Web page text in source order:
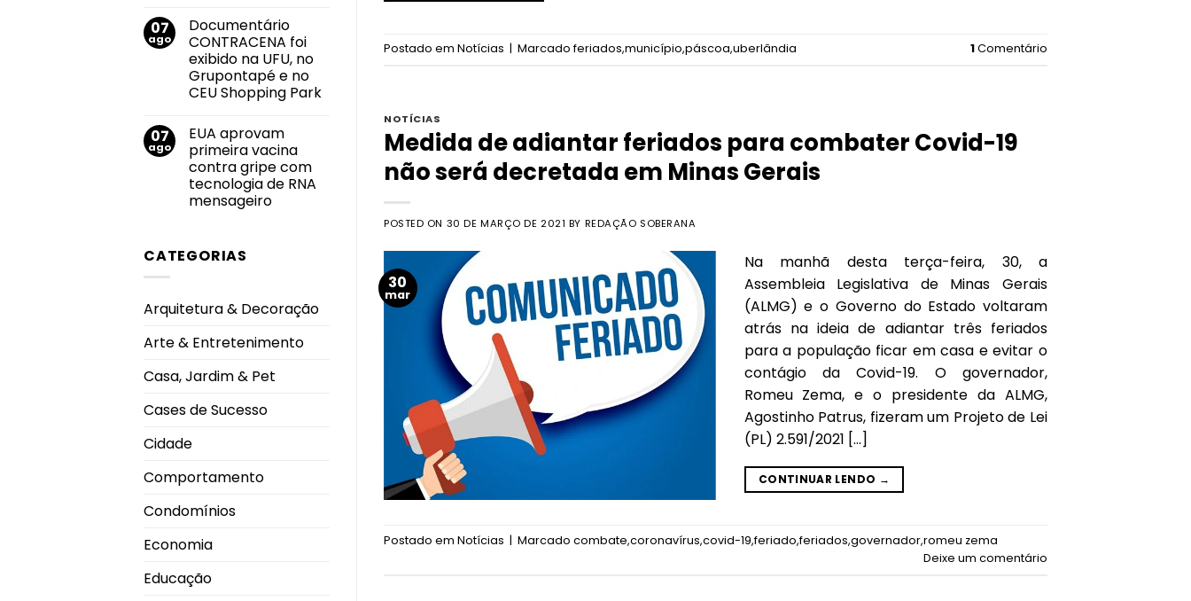
Grécia
em
Uberlândia
está
entre
as
cidades
do
melhor
qualidade
de
vida,
aponta
ranking
07
ago
Documentário
CONTRACENA foi
exibido na UFU, no
Grupontapé e no
CEU Shopping Park
em
Documentário
CONTRACENA
foi
exibido
na
UFU,
no
CEU
07
ago
EUA aprovam
primeira vacina
contra gripe com
tecnologia de RNA
mensageiro
EUA
aprovam
gripe
de
mensageiro
CATEGORIAS
Arquitetura & Decoração
Arte & Entretenimento
Casa, Jardim & Pet
Cases de Sucesso
Cidade
Comportamento
Condomínios
Economia
Educação
Postado em Notícias | Marcadoferiados,município,páscoa,uberlândia 1Comentário
NOTÍCIAS
Medida de adiantar feriados para combater Covid-19
não será decretada em Minas Gerais
POSTED ON 30 DE MARÇO DE 2021 BY REDAÇÃO SOBERANA
30
mar
Na manhã desta terça-feira, 30, a
Assembleia Legislativa de Minas Gerais
(ALMG) e o Governo do Estado voltaram
atrás na ideia de adiantar três feriados
para a população ficar em casa e evitar o
contágio da Covid-19. O governador,
Romeu Zema, e o presidente da ALMG,
Agostinho Patrus, fizeram um Projeto de Lei
(PL) 2.591/2021 […]
CONTINUAR LENDO →
Postado em Notícias | Marcado combate,coronavírus,covid-19,feriado,feriados,governador,romeu zema
Deixe um comentário